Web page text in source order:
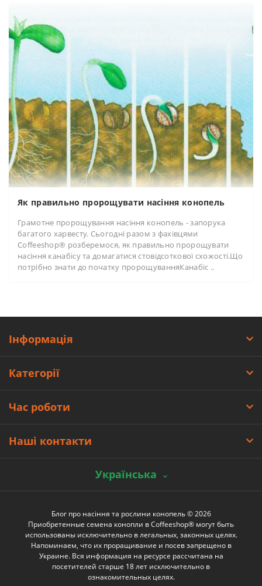
Як правильно пророщувати насіння конопель
Грамотне пророщування насіння конопель - запорука
багатого харвесту. Сьогодні разом з фахівцями
Coffeeshop® розберемося, як правильно пророщувати
насіння канабісу та домагатися стовідсоткової схожості.Що
потрібно знати до початку пророщуванняКанабіс ..
Інформація
Категорії
Час роботи
Наші контакти
Українська
Блог про насіння та рослини конопель © 2026
Приобретенные семена конопли в Coffeeshop® могут быть
использованы исключительно в легальных, законных целях.
Напоминаем, что их проращивание и посев запрещено в
Украине. Вся информация на ресурсе рассчитана на
посетителей старше 18 лет исключительно в
ознакомительных целях.